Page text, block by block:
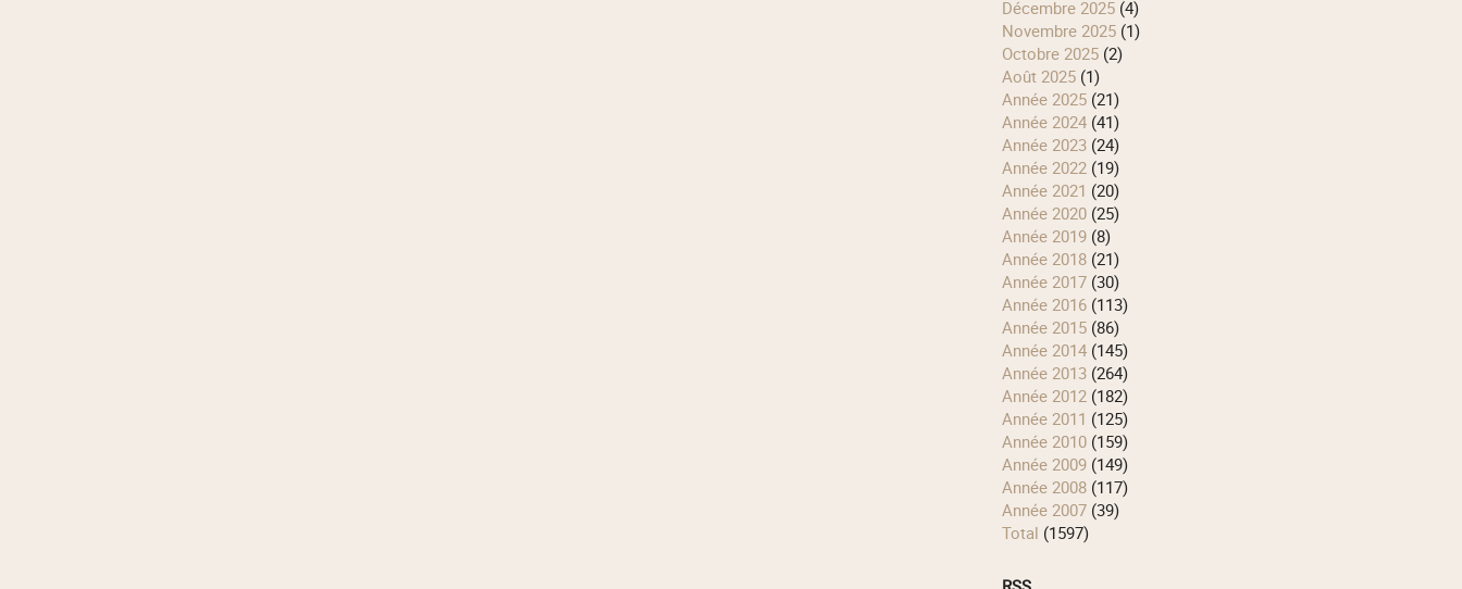
décembre 2025(4)
novembre 2025(1)
octobre 2025(2)
août 2025(1)
année 2025(21)
année 2024(41)
année 2023(24)
année 2022(19)
année 2021 (20)
année 2020(25)
année 2019(8)
année 2018(21)
année 2017(30)
année 2016(113)
année 2015(86)
année 2014(145)
année 2013(264)
année 2012(182)
année 2011 (125)
année 2010(159)
année 2009(149)
année 2008(117)
année 2007(39)
total (1597)